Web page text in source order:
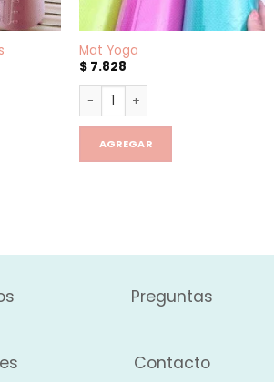
cantidad
Mat Yoga
$7.828
Mat Yoga cantidad
AGREGAR
Preguntas
Contacto